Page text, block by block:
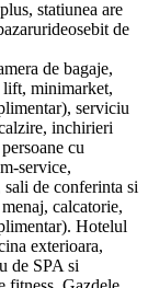
statiunea are
de
de bagaje,
lift, minimarket,
serviciu
inchirieri
cu
service,
de conferinta si
calcatorie,
Hotelul
exterioara,
de SPA si